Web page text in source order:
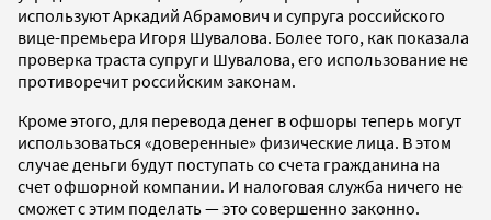
используют Аркадий Абрамович и супруга российского
вице-премьера Игоря Шувалова. Более того, как показала
проверка траста супруги Шувалова, его использование не
противоречит российским законам.
Кроме этого, для перевода денег в офшоры теперь могут
использоваться «доверенные» физические лица. В этом
случае деньги будут поступать со счета гражданина на
счет офшорной компании. И налоговая служба ничего не
сможет с этим поделать — это совершенно законно.